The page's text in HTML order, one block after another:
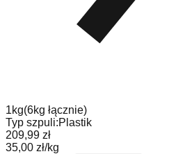
1kg(6kg łącznie)
Typ szpuli:Plastik
209,99 zł
35,00 zł/kg